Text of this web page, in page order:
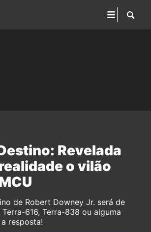
Revelada
o vilão
de Robert Downey Jr. será de
616, Terra-838 ou alguma
resposta!